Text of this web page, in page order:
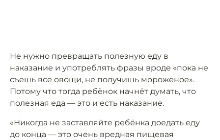
Не нужно превращать полезную еду в
наказание и употреблять фразы вроде «пока не
съешь все овощи, не получишь мороженое».
Потому что тогда ребёнок начнёт думать, что
полезная еда — это и есть наказание.
«Никогда не заставляйте ребёнка доедать еду
до конца — это очень вредная пищевая